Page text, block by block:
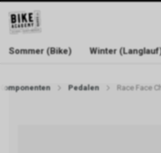
WELCOME TO BIKE
Sommer (Bike) Winter
Pedalen Race Face